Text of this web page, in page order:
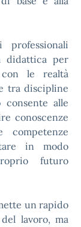
didattica per
le realtà
tra discipline
alle
conoscenze
competenze
in modo
futuro
un rapido
lavoro, ma